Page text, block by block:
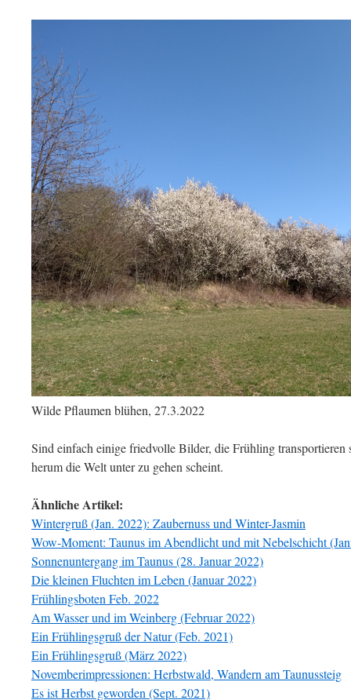
Wilde Pflaumen blühen, 27.3.2022
Sind einfach einige friedvolle Bilder, die Frühling
herum die Welt unter zu gehen scheint.
Ähnliche Artikel:
Wintergruß (Jan. 2022): Zaubernuss und Winter-Jasmin
Wow-Moment: Taunus im Abendlicht und mit Nebelschicht
Sonnenuntergang im Taunus (28. Januar 2022)
Die kleinen Fluchten im Leben (Januar 2022)
Frühlingsboten Feb. 2022
Am Wasser und im Weinberg (Februar 2022)
Ein Frühlingsgruß der Natur (Feb. 2021)
Ein Frühlingsgruß (März 2022)
Novemberimpressionen: Herbstwald, Wandern am Taunussteig
Es ist Herbst geworden (Sept. 2021)